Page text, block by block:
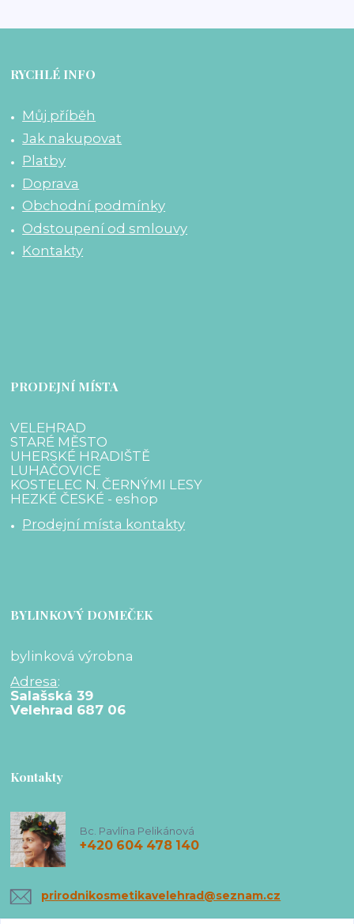
RYCHLÉ INFO
Můj příběh
Jak nakupovat
Platby
Doprava
Obchodní podmínky
Odstoupení od smlouvy
Kontakty
PRODEJNÍ MÍSTA
VELEHRAD
STARÉ MĚSTO
UHERSKÉ HRADIŠTĚ
LUHAČOVICE
KOSTELEC N. ČERNÝMI LESY
HEZKÉ ČESKÉ - eshop
Prodejní místa kontakty
BYLINKOVÝ DOMEČEK
bylinková výrobna
Adresa:
Salašská 39
Velehrad 687 06
Kontakty
Bc. Pavlína Pelikánová
+420 604 478 140
prirodnikosmetikavelehrad@seznam.cz